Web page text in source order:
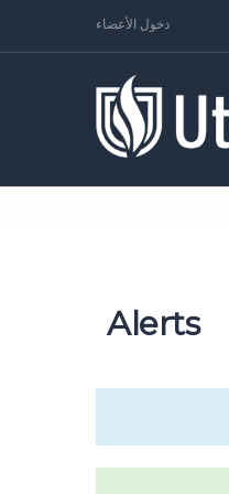
دخول الأعضاء
Alerts